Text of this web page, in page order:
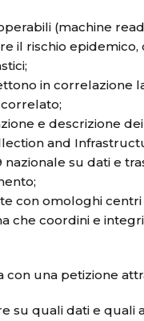
(machine
il rischio
in correlazione
e descrizione
and
nazionale su dati e
con omologhi
che coordini e
una petizione
su quali dati e quali